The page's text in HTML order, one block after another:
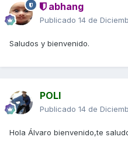
abhang
Publicado 14 de
Saludos y bienvenido.
POLI
Publicado 14 de
Hola Álvaro bienvenido,te